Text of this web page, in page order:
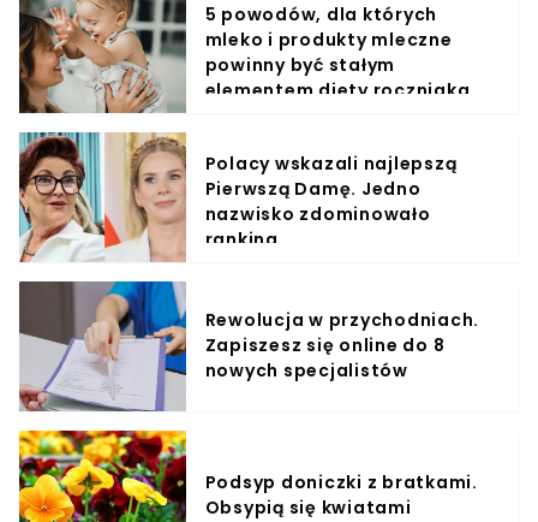
5 powodów, dla których
mleko i produkty mleczne
powinny być stałym
elementem diety roczniaka
Polacy wskazali najlepszą
Pierwszą Damę. Jedno
nazwisko zdominowało
ranking
Rewolucja w przychodniach.
Zapiszesz się online do 8
nowych specjalistów
Podsyp doniczki z bratkami.
Obsypią się kwiatami